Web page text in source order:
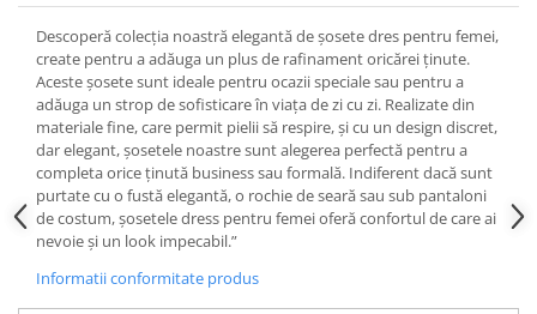
Descoperă colecția noastră elegantă de șosete dres pentru femei,
create pentru a adăuga un plus de rafinament oricărei ținute.
Aceste șosete sunt ideale pentru ocazii speciale sau pentru a
adăuga un strop de sofisticare în viața de zi cu zi. Realizate din
materiale fine, care permit pielii să respire, și cu un design discret,
dar elegant, șosetele noastre sunt alegerea perfectă pentru a
completa orice ținută business sau formală. Indiferent dacă sunt
purtate cu o fustă elegantă, o rochie de seară sau sub pantaloni
de costum, șosetele dress pentru femei oferă confortul de care ai
nevoie și un look impecabil.”
Informatii conformitate produs